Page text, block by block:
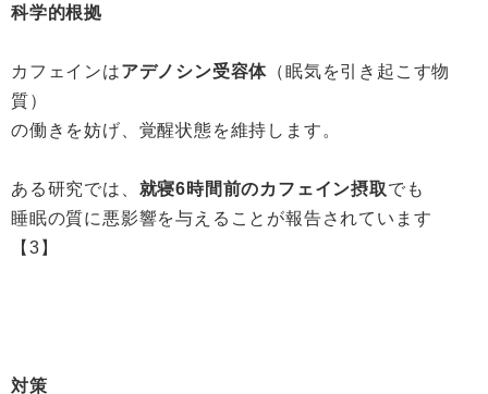
科学的根拠
カフェインはアデノシン受容体 （眠気を引き起こす物
質）
の働きを妨げ、覚醒状態を維持します。
ある研究では、 就寝6時間前のカフェイン摂取でも
睡眠の質に悪影響を与えることが報告されています
【3】
対策